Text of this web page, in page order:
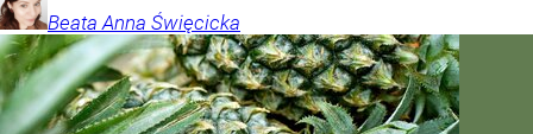
Beata Anna Święcicka